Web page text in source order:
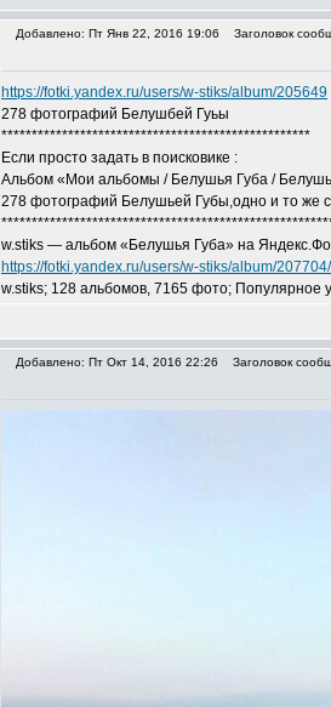
Добавлено: Пт Янв 22, 2016 19:06 Заголовок
https://fotki.yandex.ru/users/w-stiks/album/205649
278 фотографий Белушбей Гуьы
***************************************************
Если просто задать в поисковике :
Альбом «Мои альбомы / Белушья Губа /
278 фотографий Белушьей Губы,одно и то же
w.stiks — альбом «Белушья Губа» на
https://fotki.yandex.ru/users/w-stiks/album/207704/‎
w.stiks; 128 альбомов, 7165 фото;
Добавлено: Пт Окт 14, 2016 22:26 Заголовок